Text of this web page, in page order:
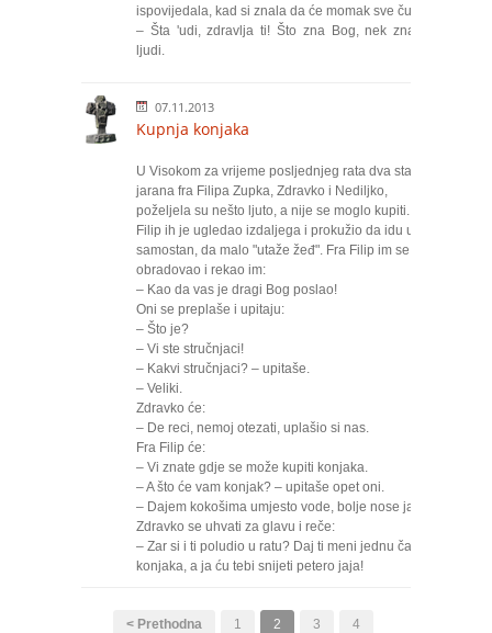
ispovijedala, kad si znala da će momak sve čuti?
– Šta 'udi, zdravlja ti! Što zna Bog, nek znaju i
ljudi.
07.11.2013
Kupnja konjaka
U Visokom za vrijeme posljednjeg rata dva stara
jarana fra Filipa Zupka, Zdravko i Nediljko,
poželjela su nešto ljuto, a nije se moglo kupiti. Fra
Filip ih je ugledao izdaljega i prokužio da idu u
samostan, da malo "utaže žeđ". Fra Filip im se
obradovao i rekao im:
– Kao da vas je dragi Bog poslao!
Oni se preplaše i upitaju:
– Što je?
– Vi ste stručnjaci!
– Kakvi stručnjaci? – upitaše.
– Veliki.
Zdravko će:
– De reci, nemoj otezati, uplašio si nas.
Fra Filip će:
– Vi znate gdje se može kupiti konjaka.
– A što će vam konjak? – upitaše opet oni.
– Dajem kokošima umjesto vode, bolje nose jaja!
Zdravko se uhvati za glavu i reče:
– Zar si i ti poludio u ratu? Daj ti meni jednu čašicu
konjaka, a ja ću tebi snijeti petero jaja!
< Prethodna 1 2 3
4